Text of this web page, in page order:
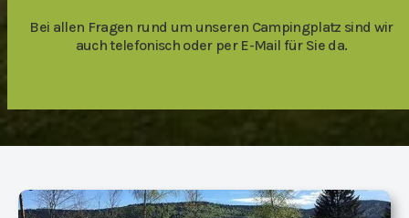
Bei allen Fragen rund um unseren Campingplatz sind wir
auch telefonisch oder per E-Mail für Sie da.